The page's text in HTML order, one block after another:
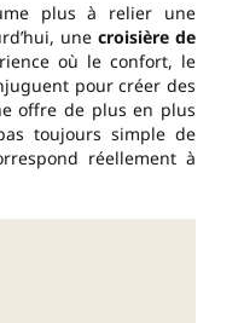
plus à relier une
unecroisière de
où le confort, le
pour créer des
offre de plus en plus
toujours simple de
réellement à